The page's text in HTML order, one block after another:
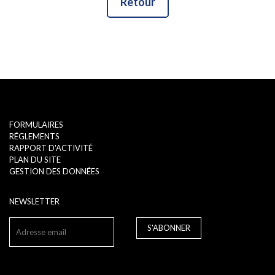
FORMULAIRES
RÉGLEMENTS
RAPPORT D'ACTIVITÉ
PLAN DU SITE
GESTION DES DONNÉES
NEWSLETTER
S'ABONNER